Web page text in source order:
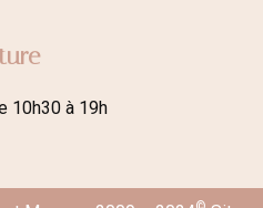
10h30 à 19h